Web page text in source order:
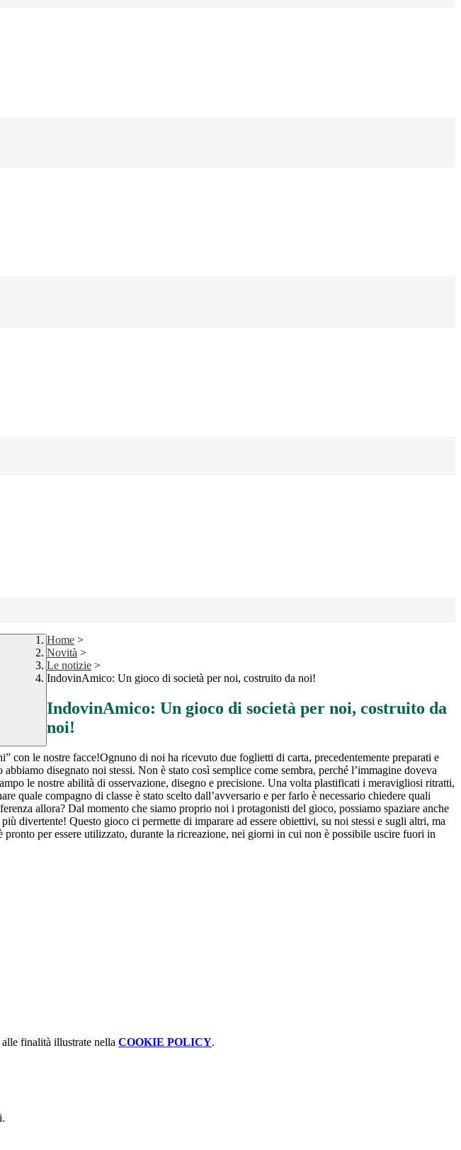
Home >
Novità >
Le notizie >
IndovinAmico: Un gioco di società per noi, costruito da noi!
IndovinAmico: Un gioco di società per noi, costruito da
noi!
con le nostre facce!Ognuno di noi ha ricevuto due foglietti di carta, precedentemente preparati e
disegnato noi stessi. Non è stato così semplice come sembra, perché l’immagine doveva
le nostre abilità di osservazione, disegno e precisione. Una volta plastificati i meravigliosi ritratti,
compagno di classe è stato scelto dall’avversario e per farlo è necessario chiedere quali
allora? Dal momento che siamo proprio noi i protagonisti del gioco, possiamo spaziare anche
divertente! Questo gioco ci permette di imparare ad essere obiettivi, su noi stessi e sugli altri, ma
per essere utilizzato, durante la ricreazione, nei giorni in cui non è possibile uscire fuori in
finalità illustrate nella COOKIE POLICY.